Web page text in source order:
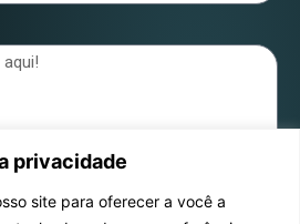
privacidade
site para oferecer a você a